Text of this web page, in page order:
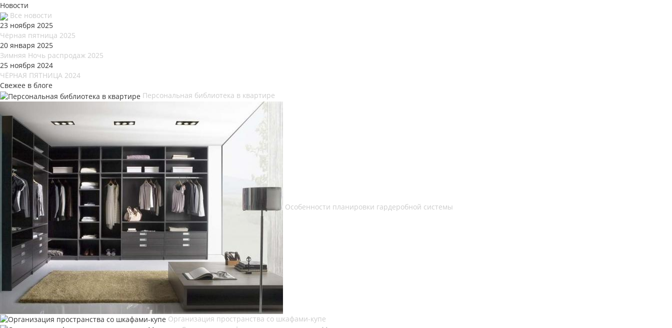
Новости
Все новости
23 ноября 2025
Чёрная пятница 2025
20 января 2025
Зимняя Ночь распродаж 2025
25 ноября 2024
ЧЁРНАЯ ПЯТНИЦА 2024
Свежее в блоге
Персональная библиотека в квартире
Особенности планировки гардеробной системы
Организация пространства со шкафами-купе